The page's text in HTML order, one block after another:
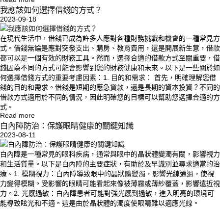
我應該如何選擇借錢的方式？
2023-09-18
在現代生活中，借錢已成為許多人應對各種財務挑戰和機會的一種常見方
式。借錢無論是應對突發支出、購房、教育費用，還是開展新生意，借款
都可以是一個有效的財務工具。然而，選擇合適的借款方式至關重要，借
錢因為不同的方式可能會影響到您的財務健康和未來。以下是一些關於如
何選擇借錢方式的重要考慮因素：1. 目的和需求： 首先，明確理解您借
錢的目的和需求。借錢是短期的應急貸款，還是長期的資本投資？不同的
借款方式適用於不同的情況，因此明確您的目標可以幫助您選擇合適的方
式。
Read more
白內障防治：保護眼睛健康的關鍵知識
2023-08-11
白內障是一種常見的眼科疾病，通常與眼中的晶狀體變濁有關，影響視力
和生活質量。以下是白內障的主要症狀，有助於及早識別並尋求適當的治
療。1. 模糊視力：白內障導致眼中的晶狀體變濁，影響光線通過，使視
力變得模糊。受影響的眼睛可能看起來像被薄霧或薄紗覆蓋，影響遠近視
力。2. 光感過敏：白內障患者可能對強光感到過敏，進入明亮的環境可
能導致眩光和不適。這是由於晶狀體的濁度使眼睛難以適應光線。